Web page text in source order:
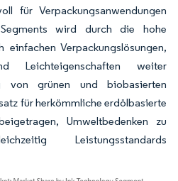
für Verpackungsanwendungen
wird durch die hohe
einfachen Verpackungslösungen,
Leichteigenschaften weiter
von grünen und biobasierten
für herkömmliche erdölbasierte
Umweltbedenken zu
Leistungsstandards